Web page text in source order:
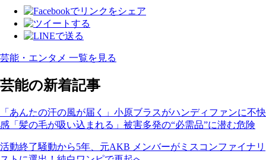
芸能・エンタメ 一覧を見る
芸能の新着記事
「あんたの汗の風が届く」小原ブラスがハンディファンに不快
感「髪の毛が吸い込まれる」被害多発の“必需品”に潜む危険
活動終了騒動から5年、元AKB メンバーがミスコンファイナリ